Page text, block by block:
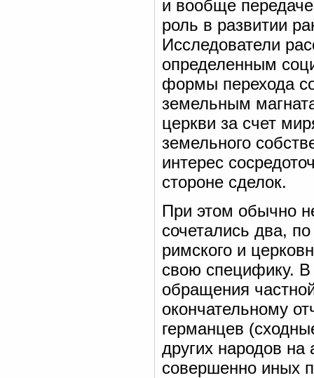
и вообще
роль в развитии
Исследователи
определенным
формы перехода
земельным
церкви за счет
земельного
интерес
стороне сделок.
При этом обычно
сочетались два,
римского и
свою специфику. В
обращения
окончательному
германцев
других народов на
совершенно иных